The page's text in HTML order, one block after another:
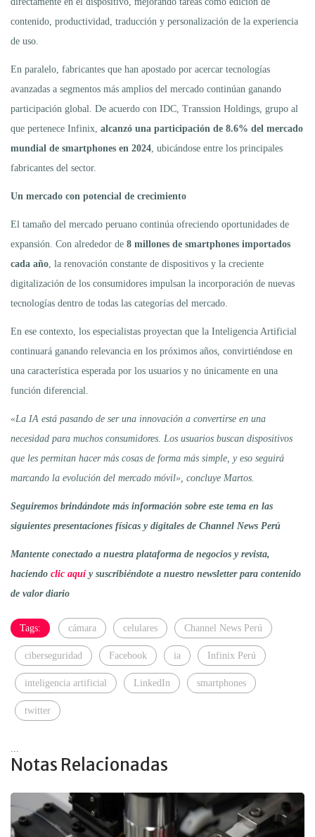
contenido, productividad, traducción y personalización de la experiencia
de uso.
En paralelo, fabricantes que han apostado por acercar tecnologías
avanzadas a segmentos más amplios del mercado continúan ganando
participación global. De acuerdo con IDC, Transsion Holdings, grupo al
que pertenece Infinix, alcanzó una participación de 8.6% del mercado
mundial de smartphones en 2024 , ubicándose entre los principales
fabricantes del sector.
Un mercado con potencial de crecimiento
El tamaño del mercado peruano continúa ofreciendo oportunidades de
expansión. Con alrededor de 8 millones de smartphones importados
cada año , la renovación constante de dispositivos y la creciente
digitalización de los consumidores impulsan la incorporación de nuevas
tecnologías dentro de todas las categorías del mercado.
En ese contexto, los especialistas proyectan que la Inteligencia Artificial
continuará ganando relevancia en los próximos años, convirtiéndose en
una característica esperada por los usuarios y no únicamente en una
función diferencial.
«La IA está pasando de ser una innovación a convertirse en una
necesidad para muchos consumidores. Los usuarios buscan dispositivos
que les permitan hacer más cosas de forma más simple, y eso seguirá
marcando la evolución del mercado móvil», concluye Martos.
Seguiremos brindándote más información sobre este tema en las
siguientes presentaciones físicas y digitales de Channel News Perú
Mantente conectado a nuestra plataforma de negocios y revista,
haciendo clic aquíy suscribiéndote a nuestro newsletter para contenido
de valor diario
Tags: cámara celulares Channel News Perú
ciberseguridad Facebook ia Infinix Perú
inteligencia artificial LinkedIn smartphones
twitter
Notas Relacionadas